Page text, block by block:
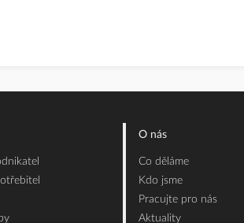
O nás
Co děláme
Kdo jsme
Pracujte pro nás
Aktuality